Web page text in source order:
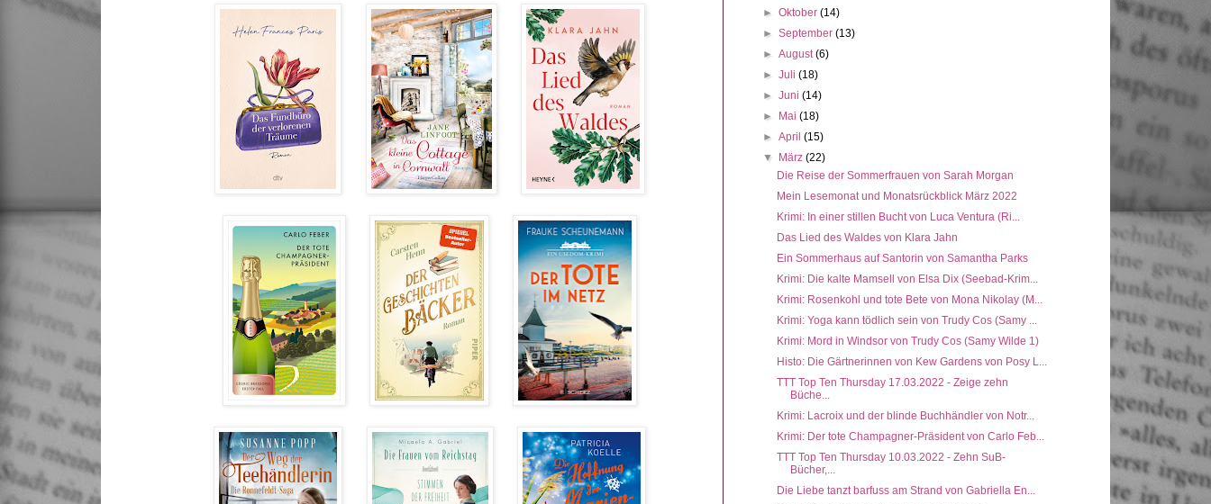
►Oktober(14)
►September(13)
►August(6)
►Juli(18)
►Juni(14)
►
Mai(18)
►April(15)
▼
März(22)
Die Reise der Sommerfrauen von Sarah Morgan
Mein Lesemonat und Monatsrückblick März 2022
Krimi: In einer stillen Bucht von Luca Ventura (Ri...
Das Lied des Waldes von Klara Jahn
Ein Sommerhaus auf Santorin von Samantha Parks
Krimi: Die kalte Mamsell von Elsa Dix (Seebad-Krim...
Krimi: Rosenkohl und tote Bete von Mona Nikolay (M...
Krimi: Yoga kann tödlich sein von Trudy Cos (Samy ...
Krimi: Mord in Windsor von Trudy Cos (Samy Wilde 1)
Histo: Die Gärtnerinnen von Kew Gardens von Posy L...
TTT Top Ten Thursday 17.03.2022 - Zeige zehn
Büche...
Krimi: Lacroix und der blinde Buchhändler von Notr...
Krimi: Der tote Champagner-Präsident von Carlo Feb...
TTT Top Ten Thursday 10.03.2022 - Zehn SuB-
Bücher,...
Die Liebe tanzt barfuss am Strand von Gabriella En...